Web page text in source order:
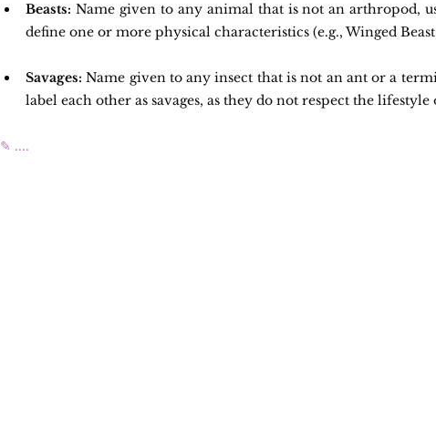
Beasts: Name given to any animal that is not an arthropod,
define one or more physical characteristics (e.g., Winged
Savages: Name given to any insect that is not an ant or a
label each other as savages, as they do not respect the
✎ ....